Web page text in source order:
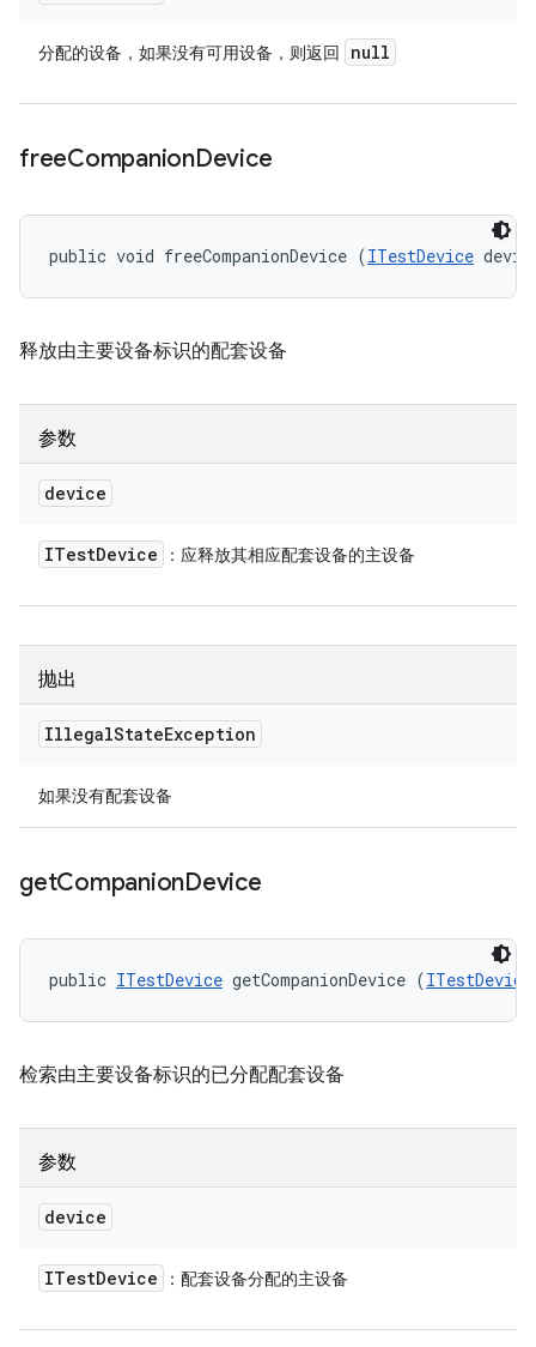
分配的设备，如果没有可用设备，则返回 null
freeCompanionDevice
public void freeCompanionDevice (ITestDevice
释放由主要设备标识的配套设备
参数
device
ITestDevice ：应释放其相应配套设备的主设备
抛出
IllegalStateException
如果没有配套设备
getCompanionDevice
public ITestDevice getCompanionDevice (ITestDevice
检索由主要设备标识的已分配配套设备
参数
device
ITestDevice ：配套设备分配的主设备